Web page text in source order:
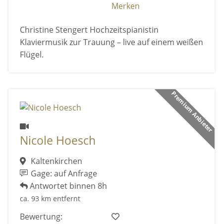
Merken
Christine Stengert Hochzeitspianistin
Klaviermusik zur Trauung – live auf einem weißen
Flügel.
Premium Anbieter
Nicole Hoesch
Kaltenkirchen
Gage: auf Anfrage
Antwortet binnen 8h
ca. 93 km entfernt
Bewertung: